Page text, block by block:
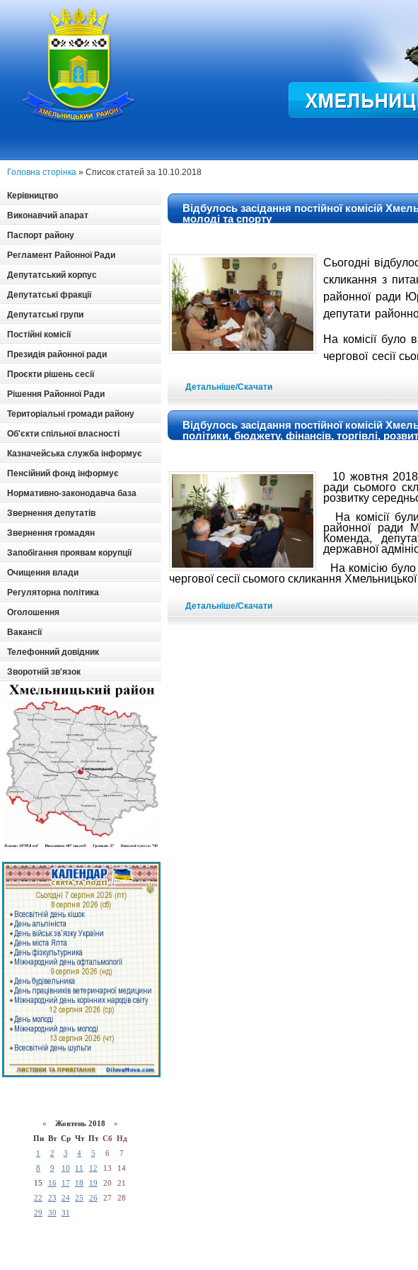
Головна сторінка » Список статей за 10.10.2018
Керівництво
Виконавчий апарат
Паспорт району
Регламент Районної Ради
Депутатський корпус
Депутатські фракції
Депутатські групи
Постійні комісії
Президія районної ради
Проєкти рішень сесії
Рішення Районної Ради
Територіальні громади району
Об'єкти спільної власності
Казначейська служба інформує
Пенсійний фонд інформує
Нормативно-законодавча база
Звернення депутатів
Звернення громадян
Запобігання проявам корупції
Очищення влади
Регуляторна політика
Оголошення
Вакансії
Телефонний довідник
Зворотній зв'язок
« Жовтень 2018 »
Пн Вт Ср Чт Пт Сб Нд
1
2 3 4 5 6
7
8
9 10 11 12 13
14
15
16 17 18 19 20
21
22
23 24 25 26 27
28
29
30 31
Відбулось засідання постійної комісій
молоді та спорту
Сьогодні
скликання з
районної ради
депутати
На комісії було
чергової сесії
Детальніше/Скачати
Відбулось засідання постійної комісій
політики, бюджету, фінансів, торгівлі,
10 жовтня 2018
ради сьомого
розвитку
На комісії
районної ради
Коменда,
державної
На комісію
чергової сесії сьомого скликання
Детальніше/Скачати